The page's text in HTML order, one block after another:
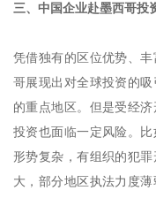
三、中国企业赴墨西哥投
凭借独有的区位优势、
哥展现出对全球投资的
的重点地区。但是受经
投资也面临一定风险。
形势复杂，有组织的犯
大，部分地区执法力度